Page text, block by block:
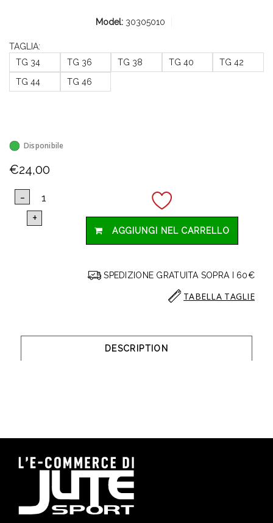
Model: 30305010
TAGLIA:
TG 34
TG 36 TG 38 TG 40
TG 42
TG 44
TG 46
Disponibile
€24,00
AGGIUNGI NEL CARRELLO
SPEDIZIONE GRATUITA SOPRA I 60€
TABELLA TAGLIE
DESCRIPTION